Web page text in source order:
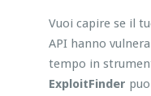
Vuoi capire se il
API hanno
tempo in
ExploitFinder